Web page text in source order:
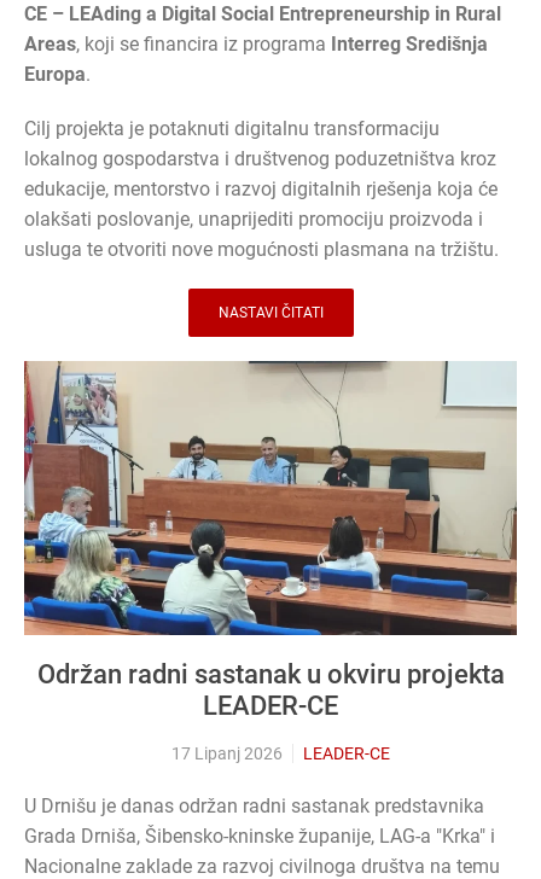
CE – LEAding a Digital Social Entrepreneurship in Rural
Areas, koji se financira iz programa Interreg Središnja
Europa.
Cilj projekta je potaknuti digitalnu transformaciju
lokalnog gospodarstva i društvenog poduzetništva kroz
edukacije, mentorstvo i razvoj digitalnih rješenja koja će
olakšati poslovanje, unaprijediti promociju proizvoda i
usluga te otvoriti nove mogućnosti plasmana na tržištu.
NASTAVI ČITATI
Održan radni sastanak u okviru projekta
LEADER-CE
17 Lipanj 2026 LEADER-CE
U Drnišu je danas održan radni sastanak predstavnika
Grada Drniša, Šibensko-kninske županije, LAG-a "Krka" i
Nacionalne zaklade za razvoj civilnoga društva na temu